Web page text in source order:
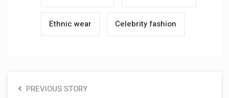
Ethnic wear Celebrity fashion
PREVIOUS STORY